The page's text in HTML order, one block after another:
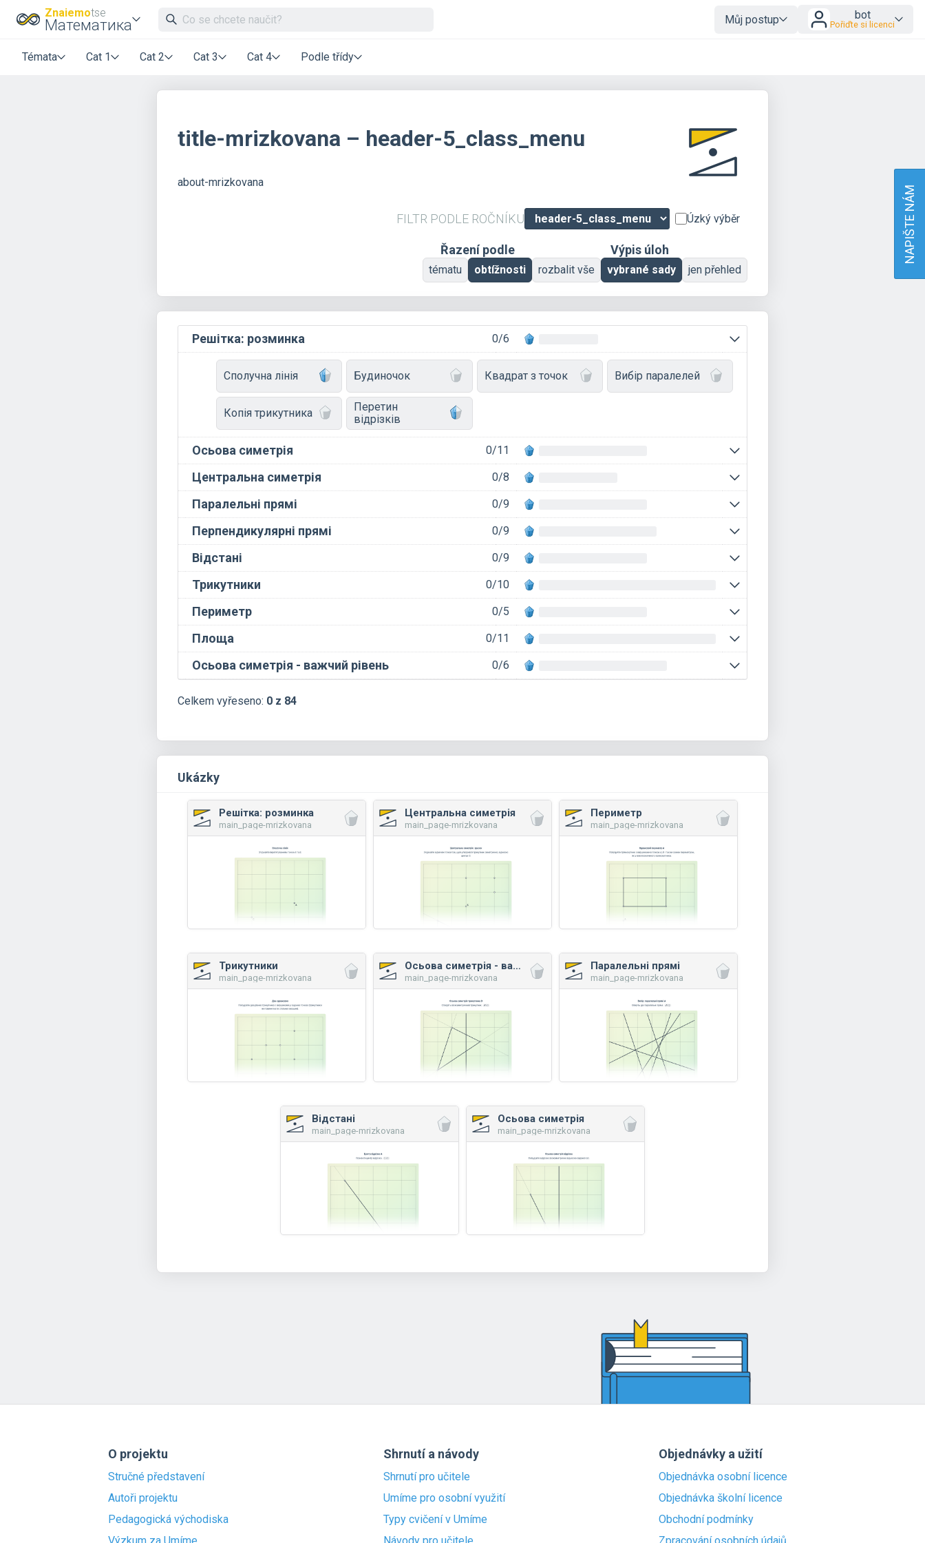
Znaiemotse
Математика Můj postup bot
Pořiďte si licenci
Témata Cat 1 Cat 2 Cat 3 Cat 4 Podle třídy
title-mrizkovana – header-5_class_menu
about-mrizkovana
FILTR PODLE ROČNÍKU Úzký výběr
Řazení podle
tématu obtížnosti
Výpis úloh
rozbalit vše vybrané sady jen přehled
Решітка: розминка 0/6
Сполучна лінія Будиночок Квадрат з точок Вибір паралелей
Копія трикутника
Перетин
відрізків
Осьова симетрія 0/11
Центральна симетрія 0/8
Паралельні прямі 0/9
Перпендикулярні прямі 0/9
Відстані 0/9
Трикутники 0/10
Периметр 0/5
Площа 0/11
Осьова симетрія - важчий рівень 0/6
Celkem vyřeseno: 0 z 84
Ukázky
Решітка: розминка
main_page-mrizkovana
Центральна симетрія
main_page-mrizkovana
Периметр
main_page-mrizkovana
Трикутники
main_page-mrizkovana
Осьова симетрія - важчий рівень
main_page-mrizkovana
Паралельні прямі
main_page-mrizkovana
Відстані
main_page-mrizkovana
Осьова симетрія
main_page-mrizkovana
O projektu
Stručné představení
Autoři projektu
Pedagogická východiska
Shrnutí a návody
Shrnutí pro učitele
Umíme pro osobní využití
Typy cvičení v Umíme
Objednávky a užití
Objednávka osobní licence
Objednávka školní licence
Obchodní podmínky
NAPIŠTE NÁM